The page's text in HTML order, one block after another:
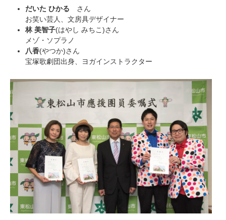
だいた ひかる さん
お笑い芸人、文房具デザイナー
林 美智子(はやし みちこ)さん
メゾ・ソプラノ
八香(やつか)さん
宝塚歌劇団出身、ヨガインストラクター